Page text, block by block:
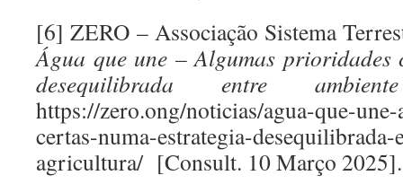
[6] ZERO – Associação Sistema
Água que une – Algumas prioridades
desequilibrada entre
https://zero.ong/noticias/agua-que-
certas-numa-estrategia-
agricultura/ [Consult. 10 Março 2025].